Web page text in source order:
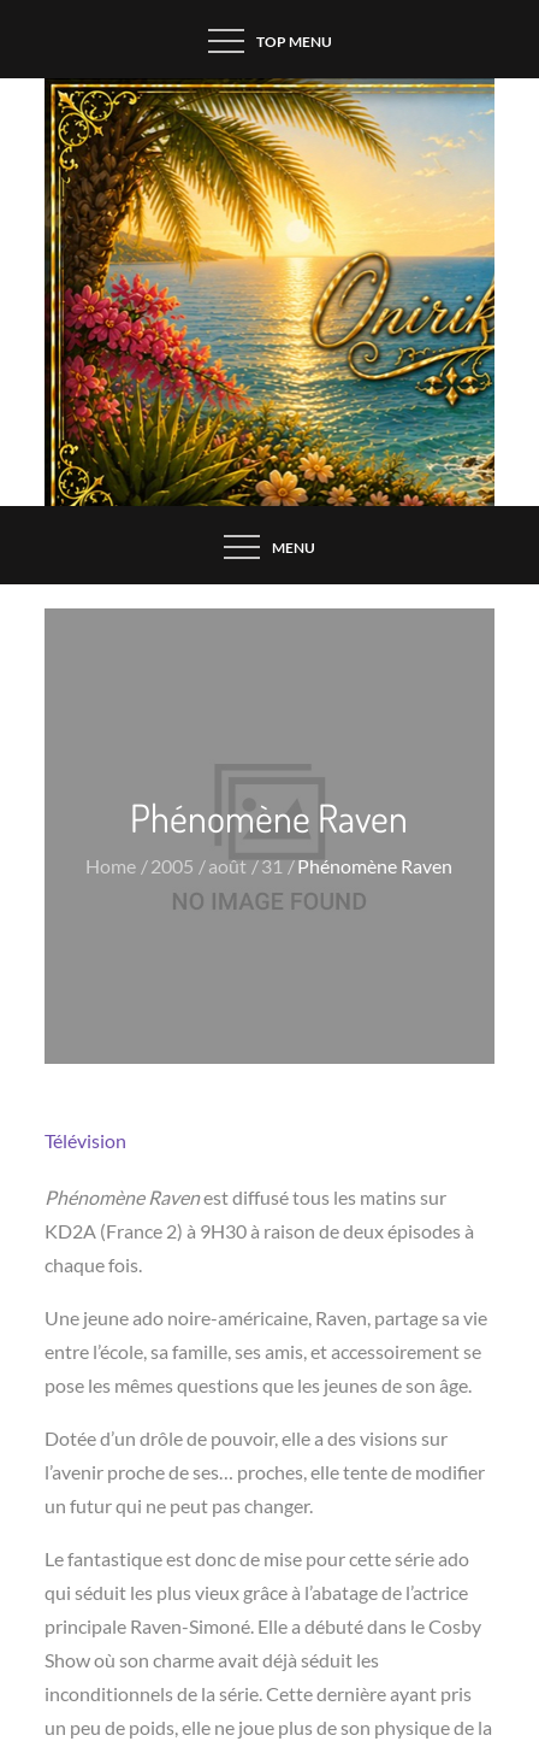
content
TOP MENU
MENU
Phénomène Raven
Home 2005 août 31 Phénomène Raven
Télévision
Phénomène Ravenest diffusé tous les matins sur
KD2A (France 2) à 9H30 à raison de deux épisodes à
chaque fois.
Une jeune ado noire-américaine, Raven, partage sa vie
entre l’école, sa famille, ses amis, et accessoirement se
pose les mêmes questions que les jeunes de son âge.
Dotée d’un drôle de pouvoir, elle a des visions sur
l’avenir proche de ses… proches, elle tente de modifier
un futur qui ne peut pas changer.
Le fantastique est donc de mise pour cette série ado
qui séduit les plus vieux grâce à l’abatage de l’actrice
principale Raven-Simoné. Elle a débuté dans le Cosby
Show où son charme avait déjà séduit les
inconditionnels de la série. Cette dernière ayant pris
un peu de poids, elle ne joue plus de son physique de la